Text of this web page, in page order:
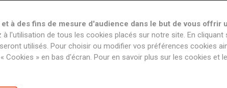
à des fins de mesure d'audience dans le but de vous offrir
l'utilisation de tous les cookies placés sur notre site. En cliquant
utilisés. Pour choisir ou modifier vos préférences cookies
» en bas d'écran. Pour en savoir plus sur les cookies et